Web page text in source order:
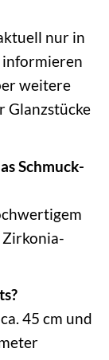
nur in
weitere
Glanzstücke
Schmuck-
Zirkonia-
45 cm und